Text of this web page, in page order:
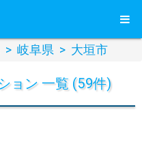
> 岐阜県 > 大垣市
ョン 一覧 (59件)